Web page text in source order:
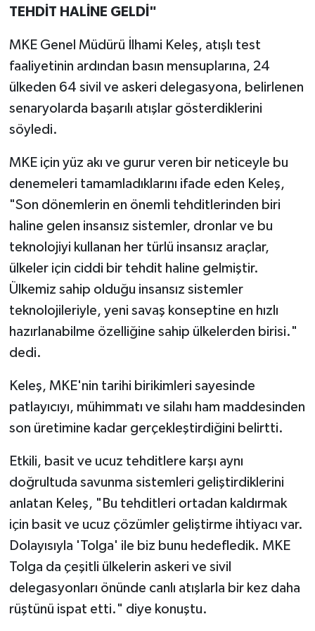
TEHDİT HALİNE GELDİ"
MKE Genel Müdürü İlhami Keleş, atışlı test
faaliyetinin ardından basın mensuplarına, 24
ülkeden 64 sivil ve askeri delegasyona, belirlenen
senaryolarda başarılı atışlar gösterdiklerini
söyledi.
MKE için yüz akı ve gurur veren bir neticeyle bu
denemeleri tamamladıklarını ifade eden Keleş,
"Son dönemlerin en önemli tehditlerinden biri
haline gelen insansız sistemler, dronlar ve bu
teknolojiyi kullanan her türlü insansız araçlar,
ülkeler için ciddi bir tehdit haline gelmiştir.
Ülkemiz sahip olduğu insansız sistemler
teknolojileriyle, yeni savaş konseptine en hızlı
hazırlanabilme özelliğine sahip ülkelerden birisi."
dedi.
Keleş, MKE'nin tarihi birikimleri sayesinde
patlayıcıyı, mühimmatı ve silahı ham maddesinden
son üretimine kadar gerçekleştirdiğini belirtti.
Etkili, basit ve ucuz tehditlere karşı aynı
doğrultuda savunma sistemleri geliştirdiklerini
anlatan Keleş, "Bu tehditleri ortadan kaldırmak
için basit ve ucuz çözümler geliştirme ihtiyacı var.
Dolayısıyla 'Tolga' ile biz bunu hedefledik. MKE
Tolga da çeşitli ülkelerin askeri ve sivil
delegasyonları önünde canlı atışlarla bir kez daha
rüştünü ispat etti." diye konuştu.